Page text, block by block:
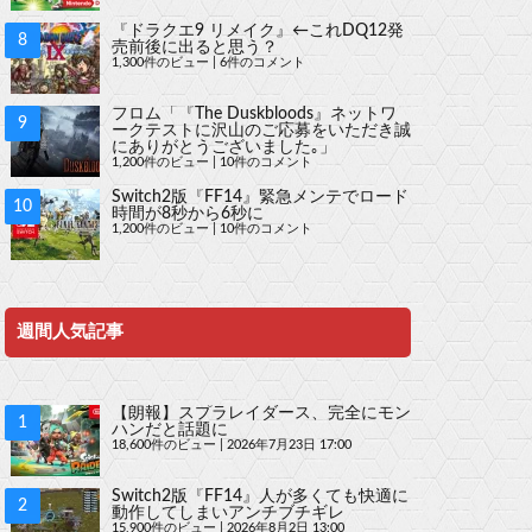
『ドラクエ9 リメイク』←これDQ12発
売前後に出ると思う？
1,300件のビュー 6件のコメント
フロム「『The Duskbloods』ネットワ
ークテストに沢山のご応募をいただき誠
にありがとうございました｡」
1,200件のビュー 10件のコメント
Switch2版『FF14』緊急メンテでロード
時間が8秒から6秒に
1,200件のビュー| 10件のコメント
週間人気記事
【朗報】スプラレイダース、完全にモン
ハンだと話題に
18,600件のビュー 2026年7月23日 17:00
Switch2版『FF14』人が多くても快適に
動作してしまいアンチブチギレ
15,900件のビュー 2026年8月2日 13:00